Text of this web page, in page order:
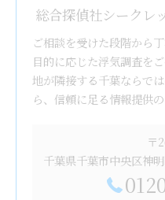
総合探偵社シークレ
ご相談を受けた段階から
目的に応じた浮気調査を
地が隣接する千葉ならで
ら、信頼に足る情報提供
〒
千葉県千葉市中央区神